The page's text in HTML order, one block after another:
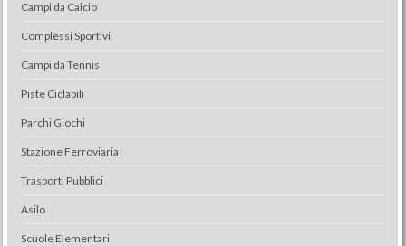
Campi da Calcio
Complessi Sportivi
Campi da Tennis
Piste Ciclabili
Parchi Giochi
Stazione Ferroviaria
Trasporti Pubblici
Asilo
Scuole Elementari